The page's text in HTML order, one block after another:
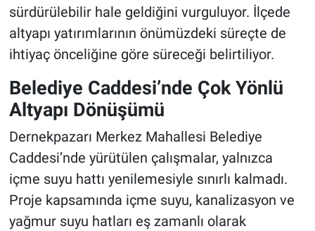
sürdürülebilir hale geldiğini vurguluyor. İlçede
altyapı yatırımlarının önümüzdeki süreçte de
ihtiyaç önceliğine göre süreceği belirtiliyor.
Belediye Caddesi’nde Çok Yönlü
Altyapı Dönüşümü
Dernekpazarı Merkez Mahallesi Belediye
Caddesi’nde yürütülen çalışmalar, yalnızca
içme suyu hattı yenilemesiyle sınırlı kalmadı.
Proje kapsamında içme suyu, kanalizasyon ve
yağmur suyu hatları eş zamanlı olarak